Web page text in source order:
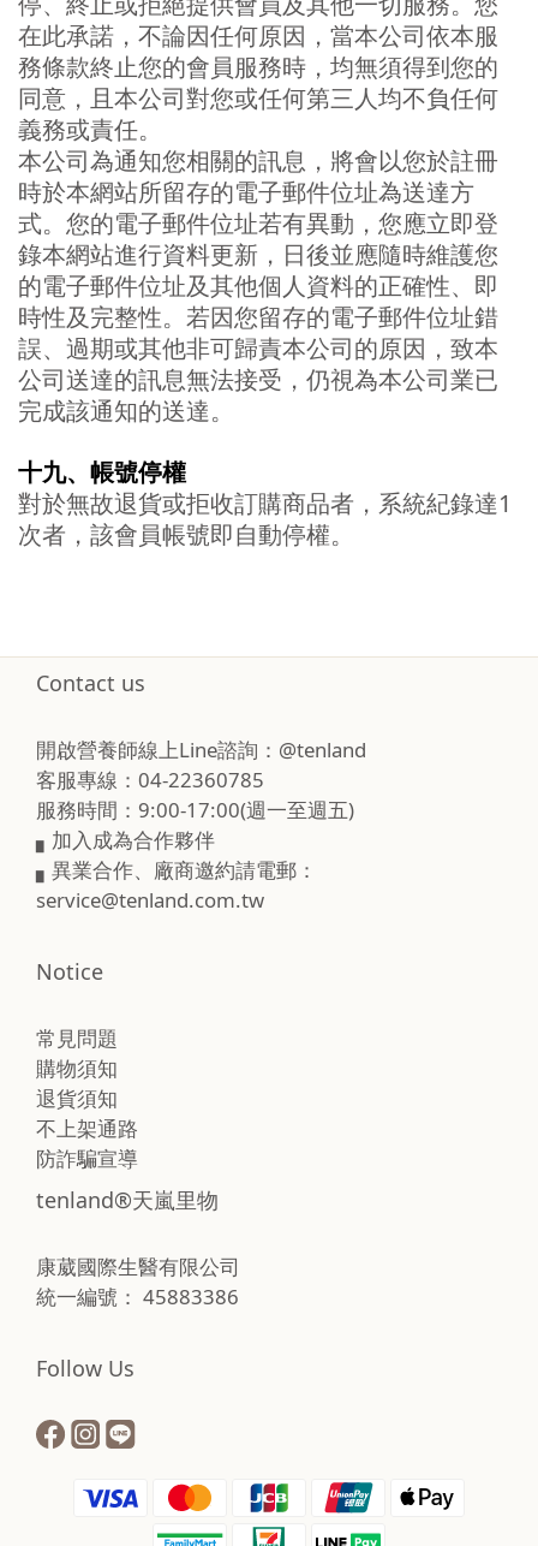
在此承諾，不論因任何原因，當本公司依本服
務條款終止您的會員服務時，均無須得到您的
同意，且本公司對您或任何第三人均不負任何
義務或責任。
本公司為通知您相關的訊息，將會以您於註冊
時於本網站所留存的電子郵件位址為送達方
式。您的電子郵件位址若有異動，您應立即登
錄本網站進行資料更新，日後並應隨時維護您
的電子郵件位址及其他個人資料的正確性、即
時性及完整性。若因您留存的電子郵件位址錯
誤、過期或其他非可歸責本公司的原因，致本
公司送達的訊息無法接受，仍視為本公司業已
完成該通知的送達。
十九、 帳號停權
對於無故退貨或拒收訂購商品者，系統紀錄達1
次者，該會員帳號即自動停權。
Contact us
開啟營養師線上Line諮詢：@tenland
客服專線：04-22360785
服務時間：9:00-17:00(週一至週五)
▖加入成為合作夥伴
▖異業合作、廠商邀約請電郵：
service@tenland.com.tw
Notice
常見問題
購物須知
退貨須知
不上架通路
防詐騙宣導
tenland®天嵐里物
康葳國際生醫有限公司
統一編號： 45883386
Follow Us